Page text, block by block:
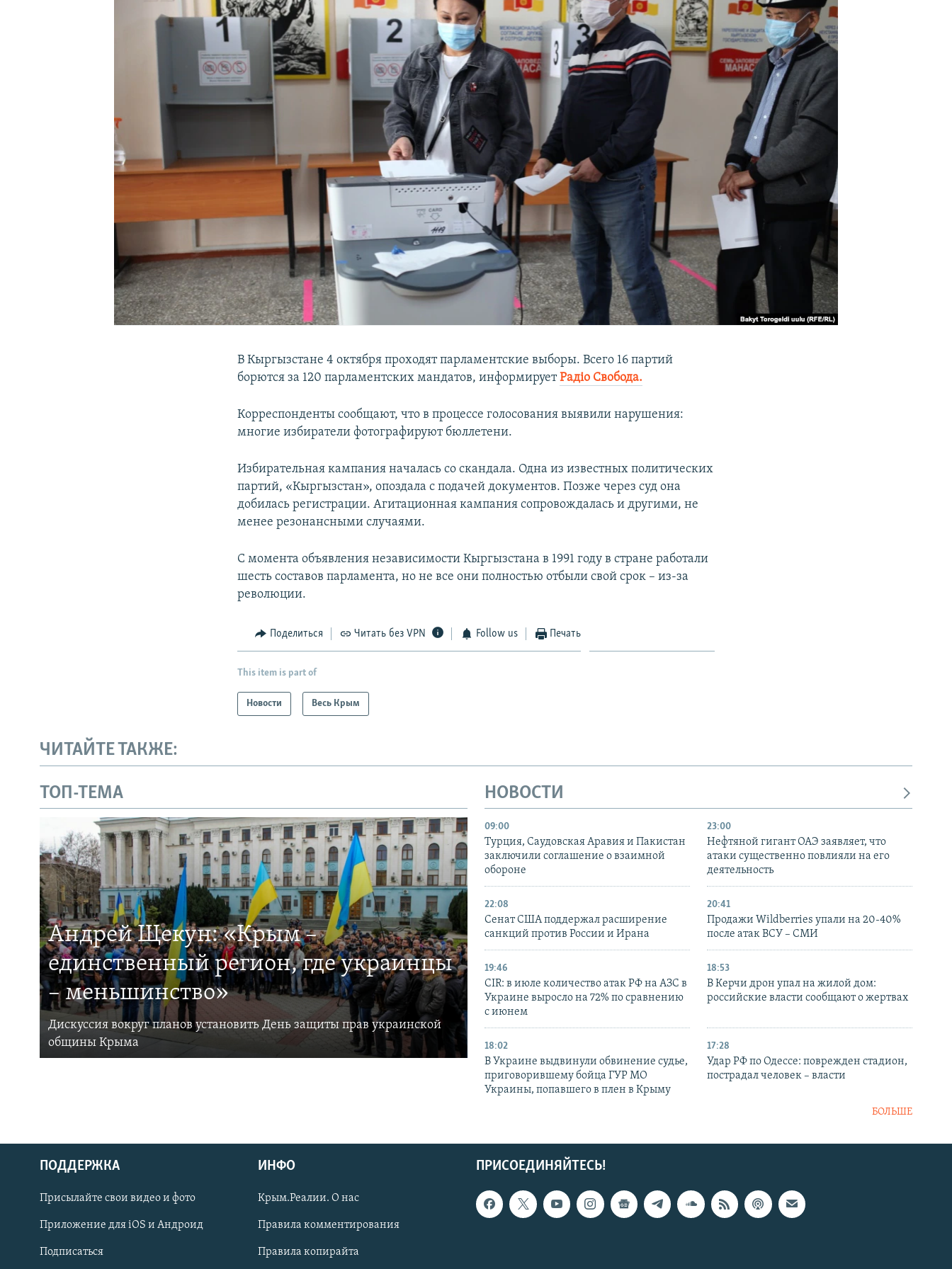
Українською
Qırımtatar
ПРИСОЕДИНЯЙТЕСЬ!
В Кыргызстане 4 октября проходят парламентские выборы. Всего 16 партий
борются за 120 парламентских мандатов, информируетРадіо Свобода.
Корреспонденты сообщают, что в процессе голосования выявили нарушения:
многие избиратели фотографируют бюллетени.
Избирательная кампания началась со скандала. Одна из известных политических
партий, «Кыргызстан», опоздала с подачей документов. Позже через суд она
добилась регистрации. Агитационная кампания сопровождалась и другими, не
менее резонансными случаями.
С момента объявления независимости Кыргызстана в 1991 году в стране работали
шесть составов парламента, но не все они полностью отбыли свой срок – из-за
революции.
Поделиться Читать без VPN Follow us Печать
This item is part of
Новости Весь Крым
ЧИТАЙТЕ ТАКЖЕ:
ТОП-ТЕМА
Андрей Щекун: «Крым –
единственный регион, где украинцы
– меньшинство»
Дискуссия вокруг планов установить День защиты прав украинской
общины Крыма
НОВОСТИ
09:00
Турция, Саудовская Аравия и Пакистан
заключили соглашение о взаимной
обороне
23:00
Нефтяной гигант ОАЭ заявляет, что
атаки существенно повлияли на его
деятельность
22:08
Сенат США поддержал расширение
санкций против России и Ирана
20:41
Продажи Wildberries упали на 20-40%
после атак ВСУ – СМИ
19:46
CIR: в июле количество атак РФ на АЗС в
Украине выросло на 72% по сравнению
с июнем
18:53
В Керчи дрон упал на жилой дом:
российские власти сообщают о жертвах
18:02
В Украине выдвинули обвинение судье,
приговорившему бойца ГУР МО
Украины, попавшего в плен в Крыму
17:28
Удар РФ по Одессе: поврежден стадион,
пострадал человек – власти
БОЛЬШЕ
ПРИСОЕДИНЯЙТЕСЬ!
ПОДДЕРЖКА
Присылайте свои видео и фото
Приложение для iOS и Андроид
Подписаться
ИНФО
Крым.Реалии. О нас
Правила комментирования
Правила копирайта